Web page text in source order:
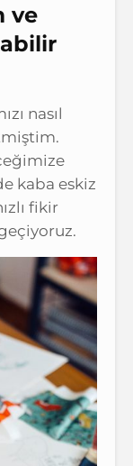
ve
nasıl
kaba eskiz
fikir